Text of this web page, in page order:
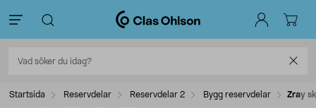
Startsida Reservdelar Reservdelar 2 Bygg reservdelar Zray